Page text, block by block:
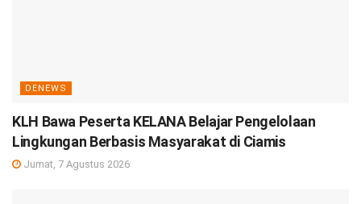
DENEWS
KLH Bawa Peserta KELANA Belajar Pengelolaan
Lingkungan Berbasis Masyarakat di Ciamis
Jumat, 7 Agustus 2026